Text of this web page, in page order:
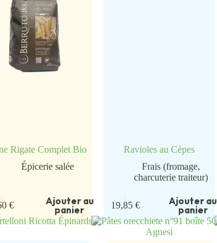
Rigate Complet Bio
Épicerie salée
€ Ajouter au
panier
Ravioles au Cèpes
Frais (fromage,
charcuterie traiteur)
19,85 € Ajouter au
panier